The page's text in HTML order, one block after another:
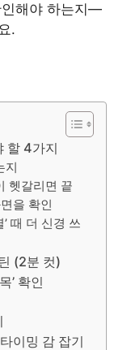
해야 하는지—
.
할 4가지
지
헷갈리면 끝
을 확인
때 더 신경 쓰
(2분 컷)
’ 확인
이밍 감 잡기